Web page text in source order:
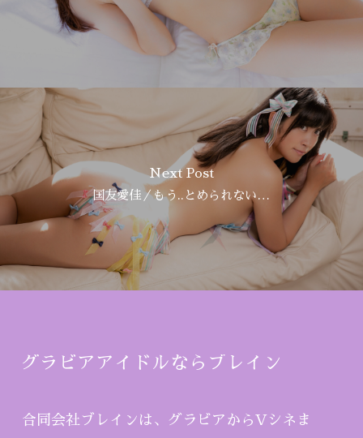
Next Post
国友愛佳／もう..とめられない…
グラビアアイドルならブレイン
合同会社ブレインは、グラビアからVシネま